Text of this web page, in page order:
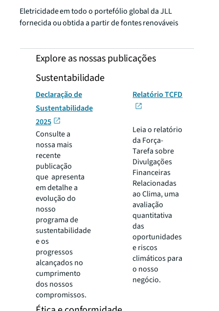
Eletricidade em todo o portefólio global da JLL
fornecida ou obtida a partir de fontes renováveis
Explore as nossas publicações
Sustentabilidade
Declaração de
Sustentabilidade
2025
Consulte a
nossa mais
recente
publicação
que apresenta
em detalhe a
evolução do
nosso
programa de
sustentabilidade
e os
progressos
alcançados no
cumprimento
dos nossos
compromissos.
Relatório TCFD
Leia o relatório
da Força-
Tarefa sobre
Divulgações
Financeiras
Relacionadas
ao Clima, uma
avaliação
quantitativa
das
oportunidades
e riscos
climáticos para
o nosso
negócio.